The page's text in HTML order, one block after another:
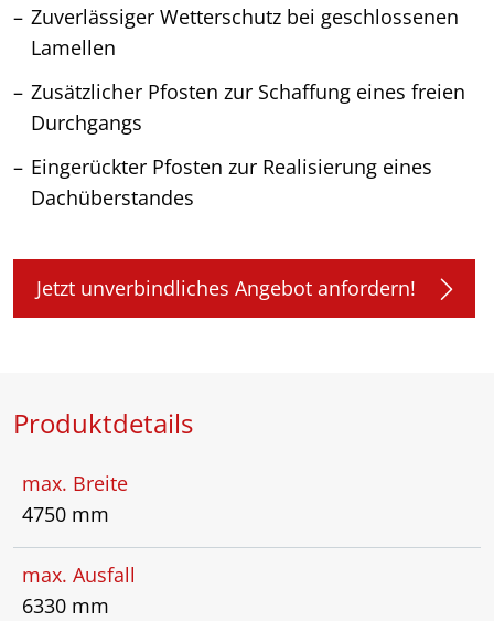
Zuverlässiger Wetterschutz bei geschlossenen
Lamellen
Zusätzlicher Pfosten zur Schaffung eines freien
Durchgangs
Eingerückter Pfosten zur Realisierung eines
Dachüberstandes
Jetzt unverbindliches Angebot anfordern!
Produktdetails
max. Breite
4750 mm
max. Ausfall
6330 mm